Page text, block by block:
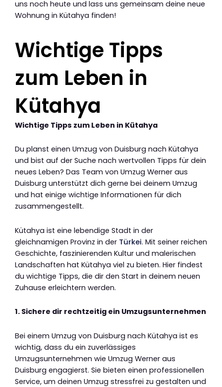
uns noch heute und lass uns gemeinsam deine neue
Wohnung in Kütahya finden!
Wichtige Tipps
zum Leben in
Kütahya
Wichtige Tipps zum Leben in Kütahya
Du planst einen Umzug von Duisburg nach Kütahya
und bist auf der Suche nach wertvollen Tipps für dein
neues Leben? Das Team von Umzug Werner aus
Duisburg unterstützt dich gerne bei deinem Umzug
und hat einige wichtige Informationen für dich
zusammengestellt.
Kütahya ist eine lebendige Stadt in der
gleichnamigen Provinz in der Türkei. Mit seiner reichen
Geschichte, faszinierenden Kultur und malerischen
Landschaften hat Kütahya viel zu bieten. Hier findest
du wichtige Tipps, die dir den Start in deinem neuen
Zuhause erleichtern werden.
1. Sichere dir rechtzeitig ein Umzugsunternehmen
Bei einem Umzug von Duisburg nach Kütahya ist es
wichtig, dass du ein zuverlässiges
Umzugsunternehmen wie Umzug Werner aus
Duisburg engagierst. Sie bieten einen professionellen
Service, um deinen Umzug stressfrei zu gestalten und